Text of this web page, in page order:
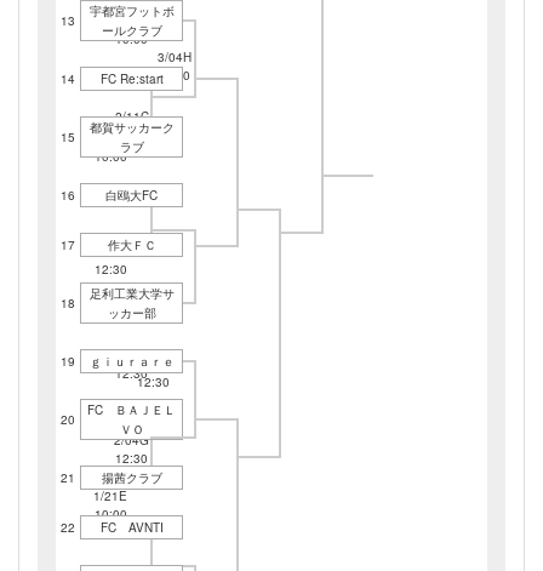
3/04H
10:00
2/25G
10:00
2/11C
10:00
13
宇都宮フットボ
ールクラブ
2/11C
12:30
14 FC Re:start
1/21C
10:00
15
都賀サッカーク
ラブ
2/25G
12:30
16 白鴎大FC
1/21C
12:30
17 作大ＦＣ
2/11A
12:30
18
足利工業大学サ
ッカー部
19 ｇｉｕｒａｒｅ
2/04G
12:30
20
FC ＢＡＪＥＬ
ＶＯ
1/21E
10:00
21 揚茜クラブ
22 FC AVNTI